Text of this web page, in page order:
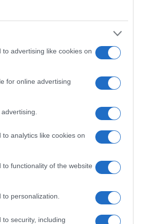
advertising like cookies on
for online advertising
analytics like cookies on
functionality of the website
personalization.
security, including
del sito o